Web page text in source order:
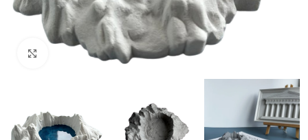
Agrandir